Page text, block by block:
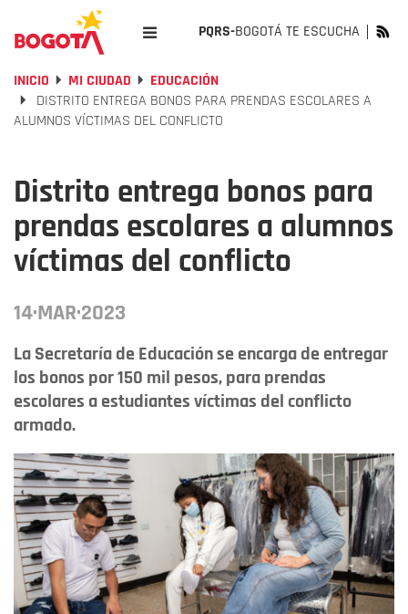
PQRS-BOGOTÁ TE ESCUCHA
INICIO MI CIUDAD
EDUCACIÓN
DISTRITO ENTREGA BONOS PARA PRENDAS ESCOLARES A
ALUMNOS VÍCTIMAS DEL CONFLICTO
Distrito entrega bonos para
prendas escolares a alumnos
víctimas del conflicto
14·MAR·2023
La Secretaría de Educación se encarga de entregar
los bonos por 150 mil pesos, para prendas
escolares a estudiantes víctimas del conflicto
armado.